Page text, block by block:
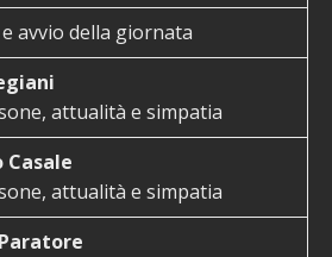
avvio della giornata
attualità e simpatia
Casale
attualità e simpatia